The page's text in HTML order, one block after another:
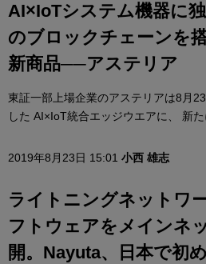
AI×IoTシステム機器に
のブロックチェーンを
新商品──アステリア
東証一部上場企業のアステリアは8月
した AI×IoT統合エッジウエアに、 新
2019年8月23日 15:01 小西 雄志
ライトニングネットワ
フトウェアをメインネ
開。Nayuta、日本で初